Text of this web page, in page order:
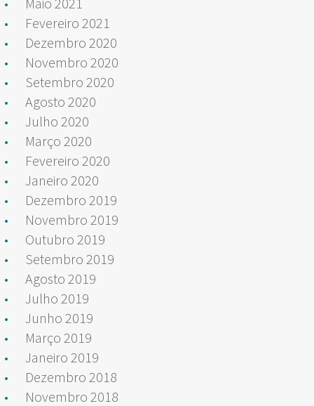
Fevereiro 2021
Dezembro 2020
Novembro 2020
Setembro 2020
Agosto 2020
Julho 2020
Março 2020
Fevereiro 2020
Janeiro 2020
Dezembro 2019
Novembro 2019
Outubro 2019
Setembro 2019
Agosto 2019
Julho 2019
Junho 2019
Março 2019
Janeiro 2019
Dezembro 2018
Novembro 2018